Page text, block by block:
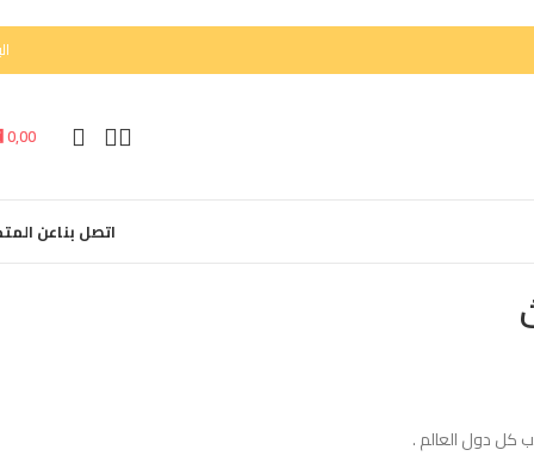
0,00
اتصل بناعن
كل دول العالم .